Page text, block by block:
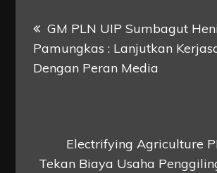
navigation
GM PLN UIP Sumbagut
Pamungkas : Lanjutkan
Dengan Peran Media
Electrifying Agriculture
Tekan Biaya Usaha